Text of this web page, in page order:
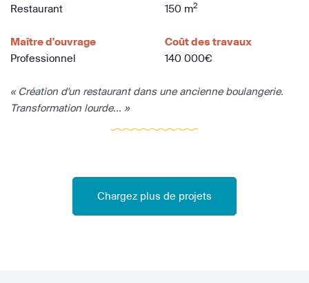
Restaurant
150 m2
Maître d'ouvrage
Professionnel
Coût des travaux
140 000€
« Création d'un restaurant dans une ancienne boulangerie.
Transformation lourde... »
Chargez plus de projets